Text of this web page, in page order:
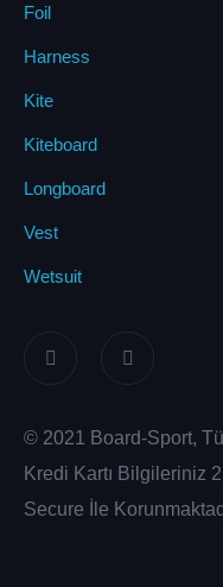
Foil
Harness
Kite
Kiteboard
Longboard
Vest
Wetsuit
© 2021 Board-Sport,
Kredi Kartı Bilgileriniz
Secure İle